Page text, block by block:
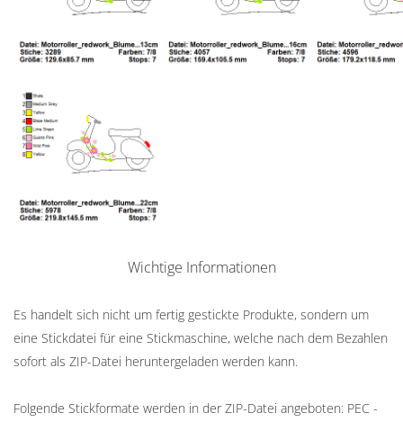
Wichtige Informationen
Es handelt sich nicht um fertig gestickte Produkte, sondern um
eine Stickdatei für eine Stickmaschine, welche nach dem Bezahlen
sofort als ZIP-Datei heruntergeladen werden kann.
Folgende Stickformate werden in der ZIP-Datei angeboten: PEC -